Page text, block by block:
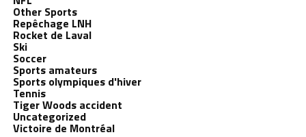
Other Sports
Repêchage LNH
Rocket de Laval
Ski
Soccer
Sports amateurs
Sports olympiques d'hiver
Tennis
Tiger Woods accident
Uncategorized
Victoire de Montréal